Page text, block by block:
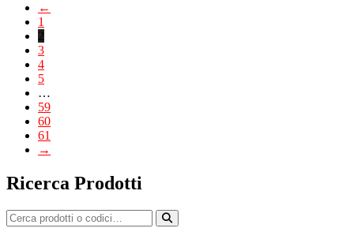
←
1
2
3
4
5
…
59
60
61
→
Ricerca Prodotti